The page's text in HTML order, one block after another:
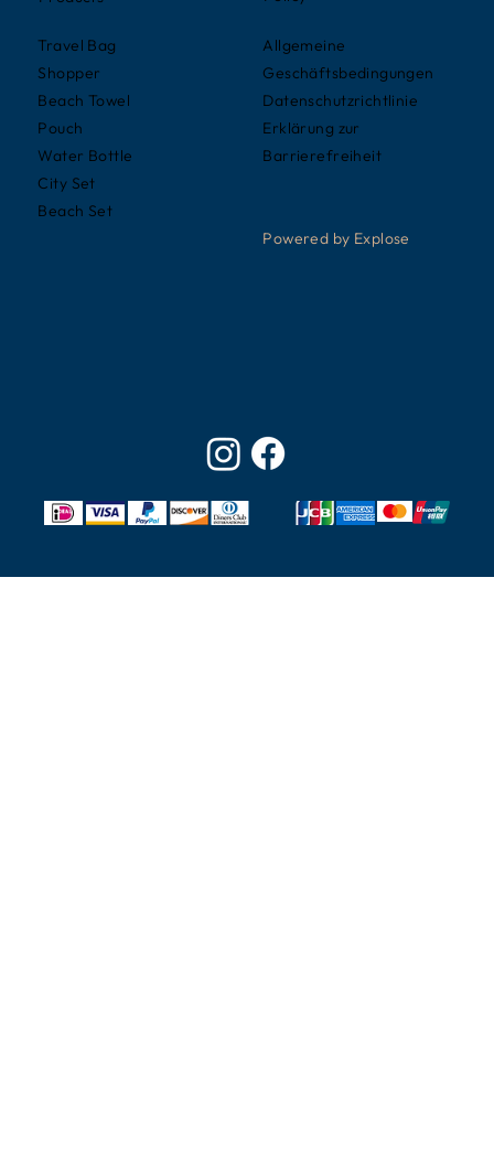
Travel Bag
Shopper
Beach Towel
Pouch
Water Bottle
City Set
Beach Set
Allgemeine
Geschäftsbedingungen
Datenschutzrichtlinie
Erklärung zur
Barrierefreiheit
Powered by Explose